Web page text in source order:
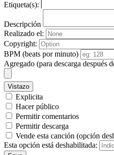
Etiqueta(s):
Descripción
Realizado el:
Copyright:
BPM (beats por minuto)
Agregado (para descarga después
Vistazo
Explicita
Hacer público
Permitir comentarios
Permitir descarga
Vende esta canción (opción
Esta opción está deshabilitada: